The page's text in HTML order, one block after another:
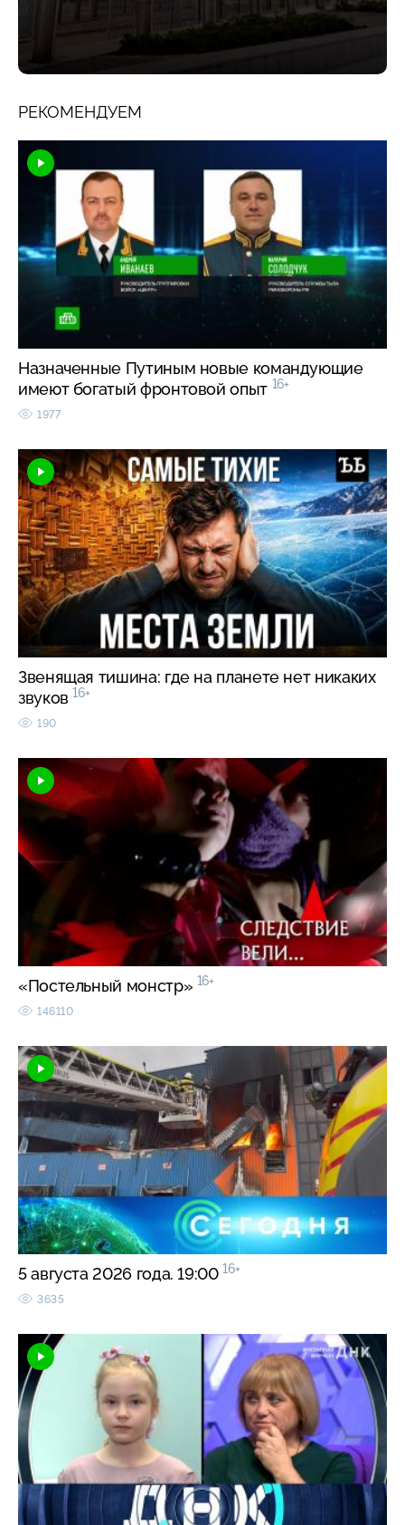
РЕКОМЕНДУЕМ
Назначенные Путиным новые командующие
имеют богатый фронтовой опыт 16+
1977
Звенящая тишина: где на планете нет никаких
звуков 16+
190
«Постельный монстр» 16+
146110
5 августа 2026 года. 19:00 16+
3635